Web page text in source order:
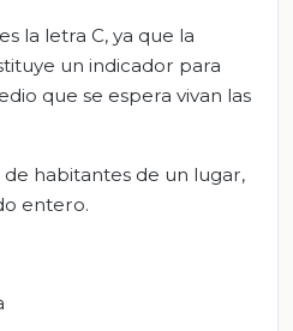
la letra C, ya que la
un indicador para
que se espera vivan las
de habitantes de un lugar,
entero.